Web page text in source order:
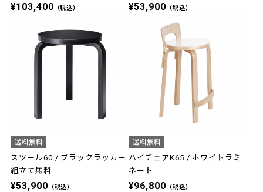
¥103,400 （税込） ¥53,900 （税込）
スツール60 / ブラックラッカー
組立て無料
¥53,900 （税込）
ハイチェアK65 / ホワイトラミ
ネート
¥96,800 （税込）